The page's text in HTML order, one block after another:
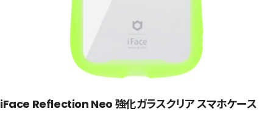
iFace Reflection Neo 強化ガラスクリア スマホケース